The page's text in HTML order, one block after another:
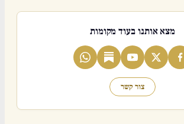
מצא אותנו בעוד מקומות
צור קשר